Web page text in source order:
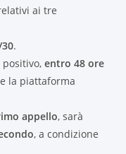
ai tre
.
positivo,entro 48 ore
la piattaforma
appello, sarà
, a condizione